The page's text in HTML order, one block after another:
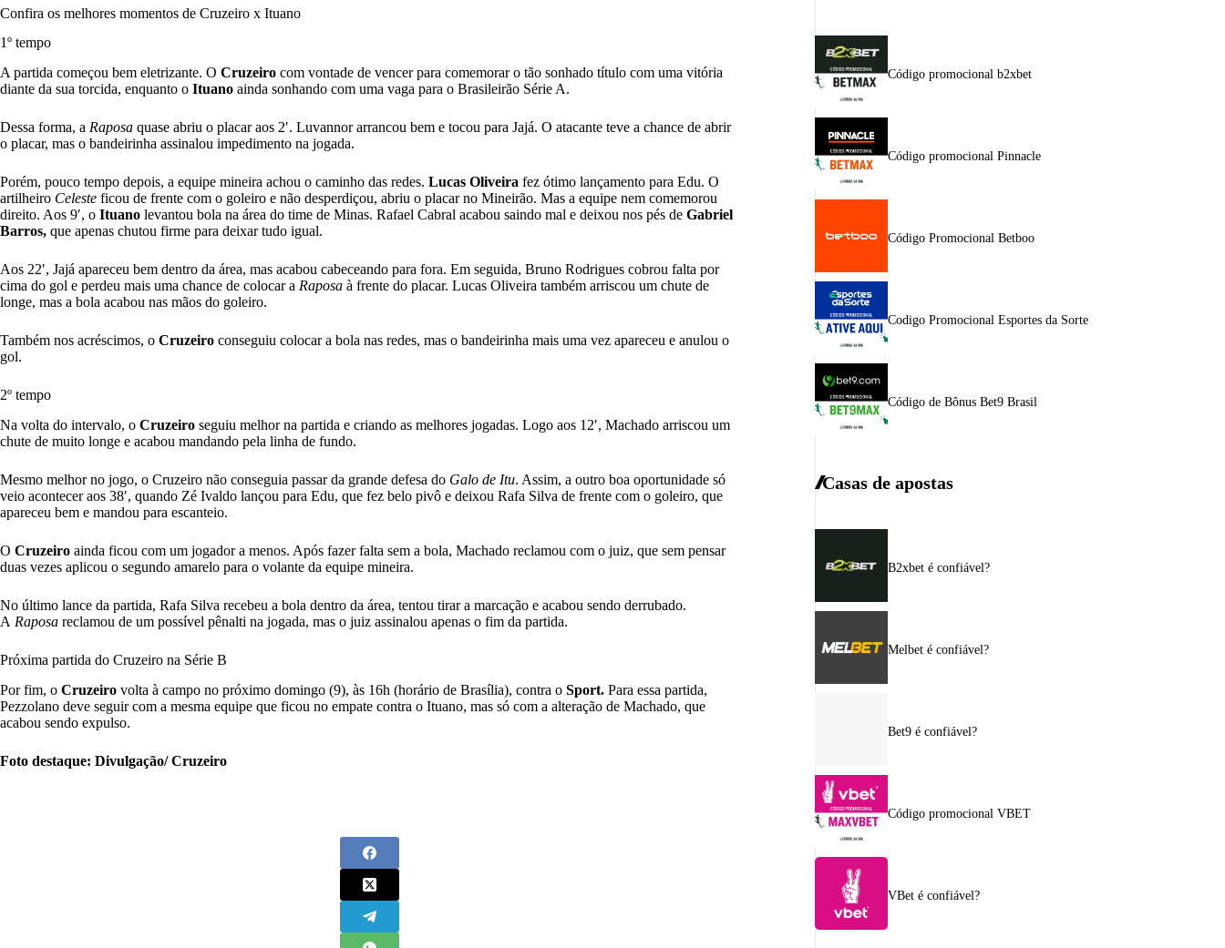
Confira os melhores momentos de Cruzeiro x Ituano
1º tempo
A partida começou bem eletrizante. O Cruzeiro com vontade de vencer para comemorar o tão sonhado título com uma vitória
diante da sua torcida, enquanto o Ituano ainda sonhando com uma vaga para o Brasileirão Série A.
Dessa forma, a Raposa quase abriu o placar aos 2′. Luvannor arrancou bem e tocou para Jajá. O atacante teve a chance de abrir
o placar, mas o bandeirinha assinalou impedimento na jogada.
Porém, pouco tempo depois, a equipe mineira achou o caminho das redes. Lucas Oliveira fez ótimo lançamento para Edu. O
artilheiro Celeste ficou de frente com o goleiro e não desperdiçou, abriu o placar no Mineirão. Mas a equipe nem comemorou
direito. Aos 9′, o Ituano levantou bola na área do time de Minas. Rafael Cabral acabou saindo mal e deixou nos pés de Gabriel
Barros, que apenas chutou firme para deixar tudo igual.
Aos 22′, Jajá apareceu bem dentro da área, mas acabou cabeceando para fora. Em seguida, Bruno Rodrigues cobrou falta por
cima do gol e perdeu mais uma chance de colocar a Raposa à frente do placar. Lucas Oliveira também arriscou um chute de
longe, mas a bola acabou nas mãos do goleiro.
Também nos acréscimos, o Cruzeiro conseguiu colocar a bola nas redes, mas o bandeirinha mais uma vez apareceu e anulou o
gol.
2º tempo
Na volta do intervalo, o Cruzeiro seguiu melhor na partida e criando as melhores jogadas. Logo aos 12′, Machado arriscou um
chute de muito longe e acabou mandando pela linha de fundo.
Mesmo melhor no jogo, o Cruzeiro não conseguia passar da grande defesa do Galo de Itu. Assim, a outro boa oportunidade só
veio acontecer aos 38′, quando Zé Ivaldo lançou para Edu, que fez belo pivô e deixou Rafa Silva de frente com o goleiro, que
apareceu bem e mandou para escanteio.
O Cruzeiro ainda ficou com um jogador a menos. Após fazer falta sem a bola, Machado reclamou com o juiz, que sem pensar
duas vezes aplicou o segundo amarelo para o volante da equipe mineira.
No último lance da partida, Rafa Silva recebeu a bola dentro da área, tentou tirar a marcação e acabou sendo derrubado.
A Raposa reclamou de um possível pênalti na jogada, mas o juiz assinalou apenas o fim da partida.
Próxima partida do Cruzeiro na Série B
Por fim, o Cruzeiro volta à campo no próximo domingo (9), às 16h (horário de Brasília), contra o Sport. Para essa partida,
Pezzolano deve seguir com a mesma equipe que ficou no empate contra o Ituano, mas só com a alteração de Machado, que
acabou sendo expulso.
Foto destaque: Divulgação/ Cruzeiro
Código promocional b2xbet
Código promocional Pinnacle
Código Promocional Betboo
Codigo Promocional Esportes da Sorte
Código de Bônus Bet9 Brasil
Casas de apostas
B2xbet é confiável?
Melbet é confiável?
Bet9 é confiável?
Código promocional VBET
VBet é confiável?